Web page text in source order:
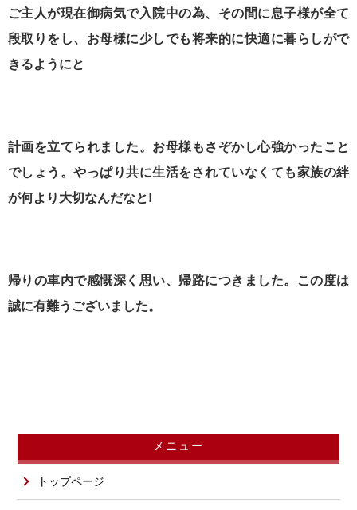
ご主人が現在御病気で入院中の為、その間に息子様が全て
段取りをし、お母様に少しでも将来的に快適に暮らしがで
きるようにと
計画を立てられました。お母様もさぞかし心強かったこと
でしょう。やっぱり共に生活をされていなくても家族の絆
が何より大切なんだなと!
帰りの車内で感慨深く思い、帰路につきました。この度は
誠に有難うございました。
メニュー
トップページ